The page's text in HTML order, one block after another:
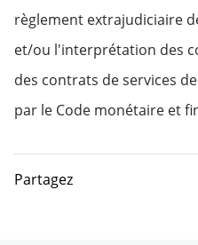
règlement extrajudiciaire
et/ou l'interprétation des
des contrats de services
par le Code monétaire et
Partagez